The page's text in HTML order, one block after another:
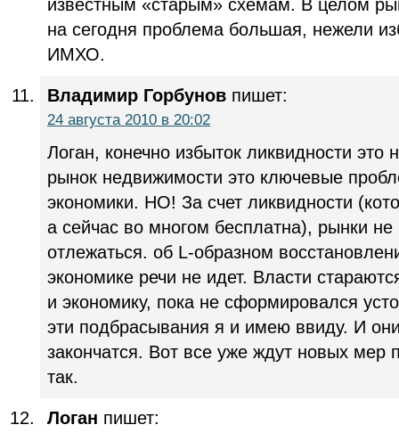
на сегодня проблема большая, нежели
ИМХО.
Владимир Горбунов пишет:
24 августа 2010 в 20:02
Логан, конечно избыток ликвидности это
рынок недвижимости это ключевые
экономики. НО! За счет ликвидности
а сейчас во многом бесплатна), рынки не
отлежаться. об L-образном
экономике речи не идет. Власти
и экономику, пока не сформировался
эти подбрасывания я и имею ввиду. И
закончатся. Вот все уже ждут новых
так.
Логан пишет: